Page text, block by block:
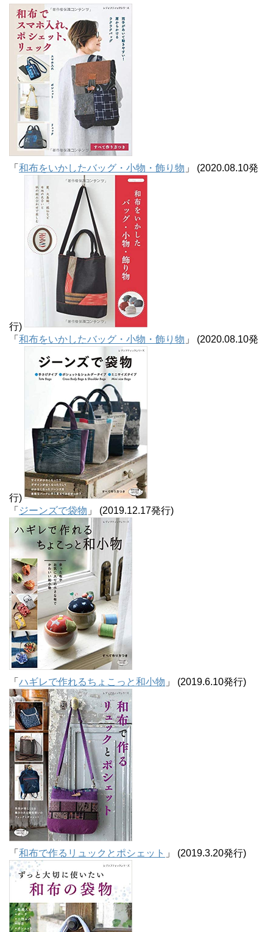
ブ
「 和布をいかしたバッグ・小物・飾り物 」 (2020.08.10発
行)
「 和布をいかしたバッグ・小物・飾り物 」 (2020.08.10発
行)
「 ジーンズで袋物 」 (2019.12.17発行)
「 ハギレで作れるちょこっと和小物 」 (2019.6.10発行)
「 和布で作るリュックとポシェット 」 (2019.3.20発行)